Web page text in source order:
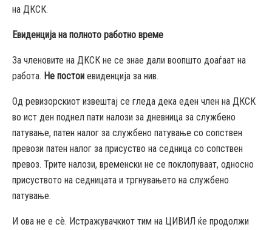
на ДКСК.
Евиденција на полното работно време
За членовите на ДКСК не се знае дали воопшто доаѓаат на
работа. Не постои евиденција за нив.
Од ревизорскиот извештај се гледа дека еден член на ДКСК
во ист ден поднел пати налози за дневница за службено
патување, патен налог за службено патување со сопствен
превози патен налог за присуство на седница со сопствен
превоз. Трите налози, временски не се поклопуваат, односно
присуството на седницата и тргнувањето на службено
патување.
И ова не е сѐ. Истражувачкиот тим на ЦИВИЛ ќе продолжи